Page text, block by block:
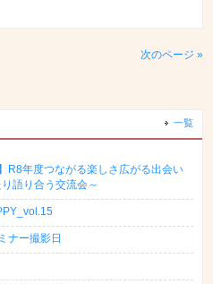
次のページ »
一覧
R8年度つながる楽しさ広がる出会い
り語り合う交流会～
ナー撮影日